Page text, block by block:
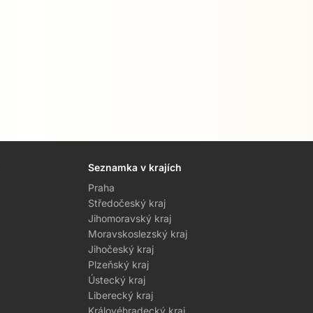
Seznamka v krajích
Praha
Středočeský kraj
Jihomoravský kraj
Moravskoslezský kraj
Jihočeský kraj
Plzeňský kraj
Ústecký kraj
Liberecký kraj
Královéhradecký kraj